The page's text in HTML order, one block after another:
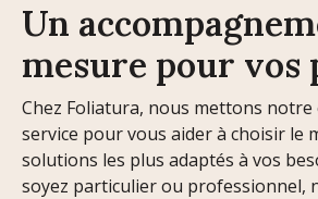
Un
mesure pour vos
Chez Foliatura, nous mettons
service pour vous aider à choisir le
solutions les plus adaptés à vos
soyez particulier ou professionnel,